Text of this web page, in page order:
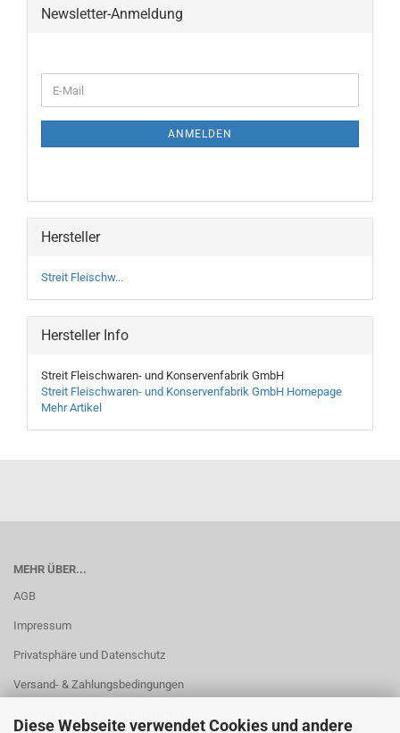
Diese Webseite verwendet Cookies und andere
Newsletter-Anmeldung
ZUR
E-
Mail
ANMELDEN
Hersteller
Streit Fleischw...
Hersteller Info
Streit Fleischwaren- und Konservenfabrik GmbH
Streit Fleischwaren- und Konservenfabrik GmbH Homepage
Mehr Artikel
MEHR ÜBER...
AGB
Impressum
Privatsphäre und Datenschutz
Versand- & Zahlungsbedingungen